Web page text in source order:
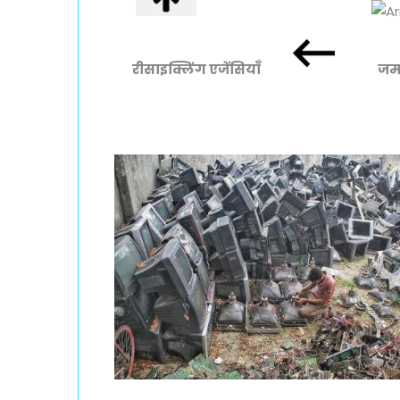
रीसाइक्लिंग एजेंसियाँ